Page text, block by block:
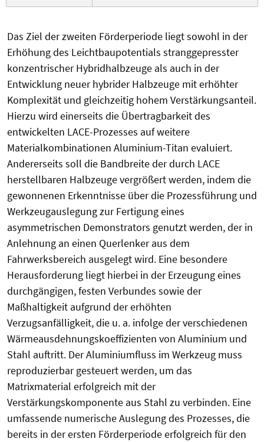
Das Ziel der zweiten Förderperiode liegt sowohl in der
Erhöhung des Leichtbaupotentials stranggepresster
konzentrischer Hybridhalbzeuge als auch in der
Entwicklung neuer hybrider Halbzeuge mit erhöhter
Komplexität und gleichzeitig hohem Verstärkungsanteil.
Hierzu wird einerseits die Übertragbarkeit des
entwickelten LACE-Prozesses auf weitere
Materialkombinationen Aluminium-Titan evaluiert.
Andererseits soll die Bandbreite der durch LACE
herstellbaren Halbzeuge vergrößert werden, indem die
gewonnenen Erkenntnisse über die Prozessführung und
Werkzeugauslegung zur Fertigung eines
asymmetrischen Demonstrators genutzt werden, der in
Anlehnung an einen Querlenker aus dem
Fahrwerksbereich ausgelegt wird. Eine besondere
Herausforderung liegt hierbei in der Erzeugung eines
durchgängigen, festen Verbundes sowie der
Maßhaltigkeit aufgrund der erhöhten
Verzugsanfälligkeit, die u. a. infolge der verschiedenen
Wärmeausdehnungskoeffizienten von Aluminium und
Stahl auftritt. Der Aluminiumfluss im Werkzeug muss
reproduzierbar gesteuert werden, um das
Matrixmaterial erfolgreich mit der
Verstärkungskomponente aus Stahl zu verbinden. Eine
umfassende numerische Auslegung des Prozesses, die
bereits in der ersten Förderperiode erfolgreich für den